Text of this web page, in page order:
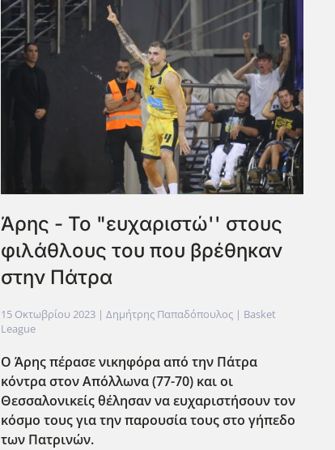
Άρης - Το "ευχαριστώ'' στους
φιλάθλους του που βρέθηκαν
στην Πάτρα
15 Οκτωβρίου 2023 | Δημήτρης Παπαδόπουλος | Basket
League
Ο Άρης πέρασε νικηφόρα από την Πάτρα
κόντρα στον Απόλλωνα (77-70) και οι
Θεσσαλονικείς θέλησαν να ευχαριστήσουν τον
κόσμο τους για την παρουσία τους στο γήπεδο
των Πατρινών.